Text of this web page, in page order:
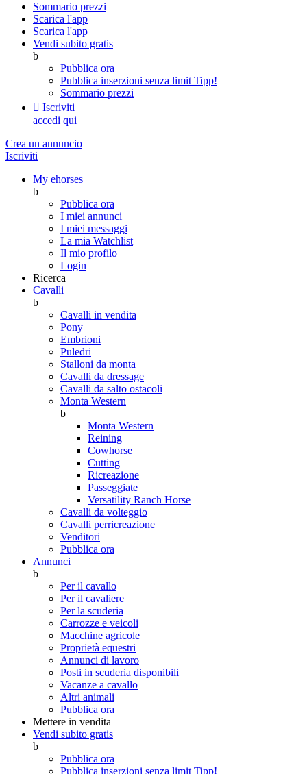
Sommario prezzi
Scarica l'app
Scarica l'app
Vendi subito gratis
b
Pubblica ora
Pubblica inserzioni senza limit Tipp!
Sommario prezzi
 Iscriviti
accedi qui
Crea un annuncio
Iscriviti
My ehorses
b
Pubblica ora
I miei annunci
I miei messaggi
La mia Watchlist
Il mio profilo
Login
Ricerca
Cavalli
b
Cavalli in vendita
Pony
Embrioni
Puledri
Stalloni da monta
Cavalli da dressage
Cavalli da salto ostacoli
Monta Western
b
Monta Western
Reining
Cowhorse
Cutting
Ricreazione
Passeggiate
Versatility Ranch Horse
Cavalli da volteggio
Cavalli perricreazione
Venditori
Pubblica ora
Annunci
b
Per il cavallo
Per il cavaliere
Per la scuderia
Carrozze e veicoli
Macchine agricole
Proprietà equestri
Annunci di lavoro
Posti in scuderia disponibili
Vacanze a cavallo
Altri animali
Pubblica ora
Mettere in vendita
Vendi subito gratis
b
Pubblica ora
Pubblica inserzioni senza limit Tipp!